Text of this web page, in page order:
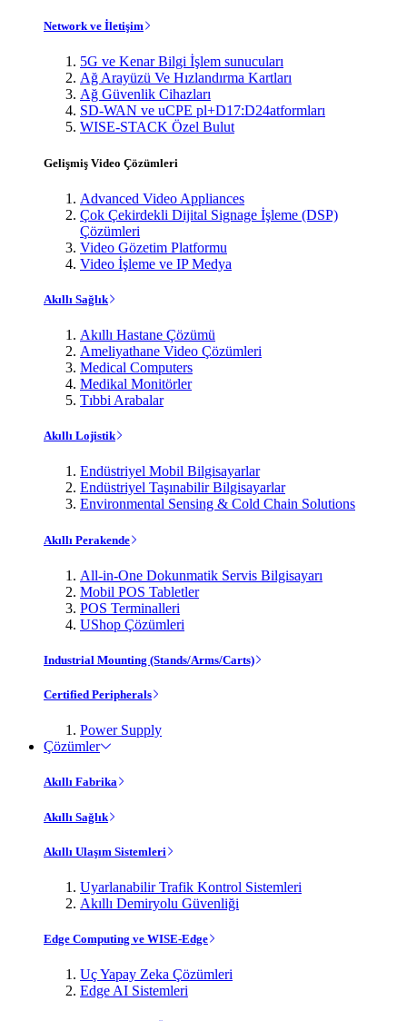
Network ve İletişim
5G ve Kenar Bilgi İşlem sunucuları
Ağ Arayüzü Ve Hızlandırma Kartları
Ağ Güvenlik Cihazları
SD-WAN ve uCPE pl+D17:D24atformları
WISE-STACK Özel Bulut
Gelişmiş Video Çözümleri
Advanced Video Appliances
Çok Çekirdekli Dijital Signage İşleme (DSP)
Çözümleri
Video Gözetim Platformu
Video İşleme ve IP Medya
Akıllı Sağlık
Akıllı Hastane Çözümü
Ameliyathane Video Çözümleri
Medical Computers
Medikal Monitörler
Tıbbi Arabalar
Akıllı Lojistik
Endüstriyel Mobil Bilgisayarlar
Endüstriyel Taşınabilir Bilgisayarlar
Environmental Sensing & Cold Chain Solutions
Akıllı Perakende
All-in-One Dokunmatik Servis Bilgisayarı
Mobil POS Tabletler
POS Terminalleri
UShop Çözümleri
Industrial Mounting (Stands/Arms/Carts)
Certified Peripherals
Power Supply
Çözümler
Akıllı Fabrika
Akıllı Sağlık
Akıllı Ulaşım Sistemleri
Uyarlanabilir Trafik Kontrol Sistemleri
Akıllı Demiryolu Güvenliği
Edge Computing ve WISE-Edge
Uç Yapay Zeka Çözümleri
Edge AI Sistemleri